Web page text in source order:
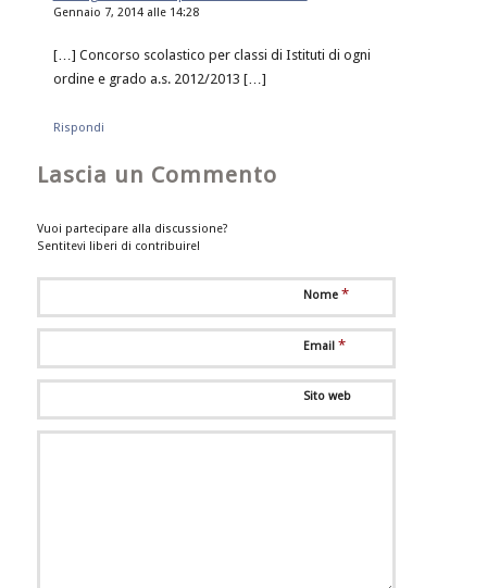
Gennaio 7, 2014 alle 14:28
[…] Concorso scolastico per classi di Istituti di ogni
ordine e grado a.s. 2012/2013 […]
Rispondi
Lascia un Commento
Vuoi partecipare alla discussione?
Sentitevi liberi di contribuire!
Nome *
Email *
Sito web